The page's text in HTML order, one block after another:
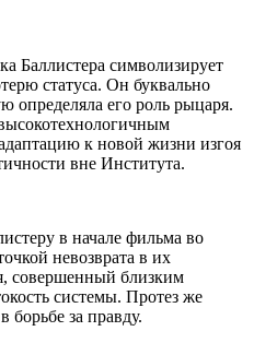
Баллистера символизирует
статуса. Он буквально
определяла его роль рыцаря.
к новой жизни изгоя
вне Института.
в начале фильма во
невозврата в их
совершенный близким
системы. Протез же
борьбе за правду.